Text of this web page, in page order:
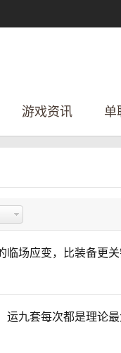
游戏资讯 单
临场应变，比装备更
运九套每次都是理论